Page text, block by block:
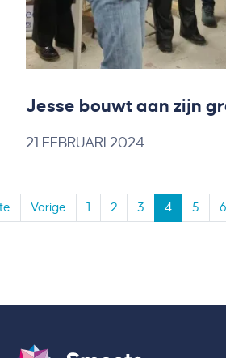
Jesse bouwt aan zijn
21 FEBRUARI 2024
Vorige 1 2 3 4 5 6